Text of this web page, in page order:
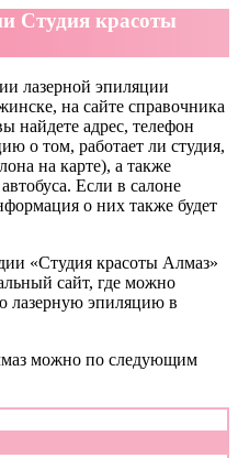
Студия красоты
лазерной эпиляции
на сайте справочника
найдете адрес, телефон
о том, работает ли студия,
на карте), а также
Если в салоне
о них также будет
«Студия красоты Алмаз»
сайт, где можно
лазерную эпиляцию в
можно по следующим